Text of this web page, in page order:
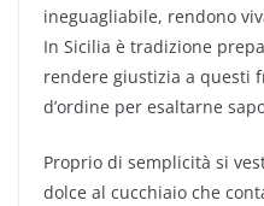
ineguagliabile, rendono
In Sicilia è tradizione
rendere giustizia a questi
d’ordine per esaltarne
Proprio di semplicità si
dolce al cucchiaio che